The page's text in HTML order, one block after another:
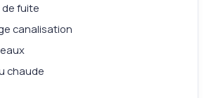
fuite
canalisation
chaude